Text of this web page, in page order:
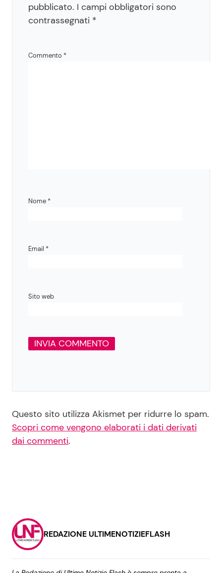
pubblicato. I campi obbligatori sono
contrassegnati *
Commento *
Nome *
Email *
Sito web
Questo sito utilizza Akismet per ridurre lo spam.
Scopri come vengono elaborati i dati derivati
dai commenti.
REDAZIONE ULTIMENOTIZIEFLASH